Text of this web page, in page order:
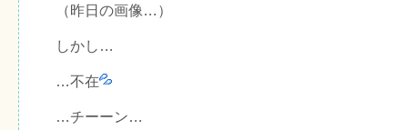
（昨日の画像…）
しかし…
…不在
…チーーン…